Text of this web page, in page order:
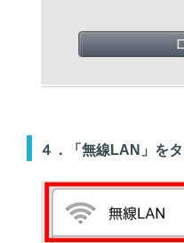
４．「無線LAN」をタ